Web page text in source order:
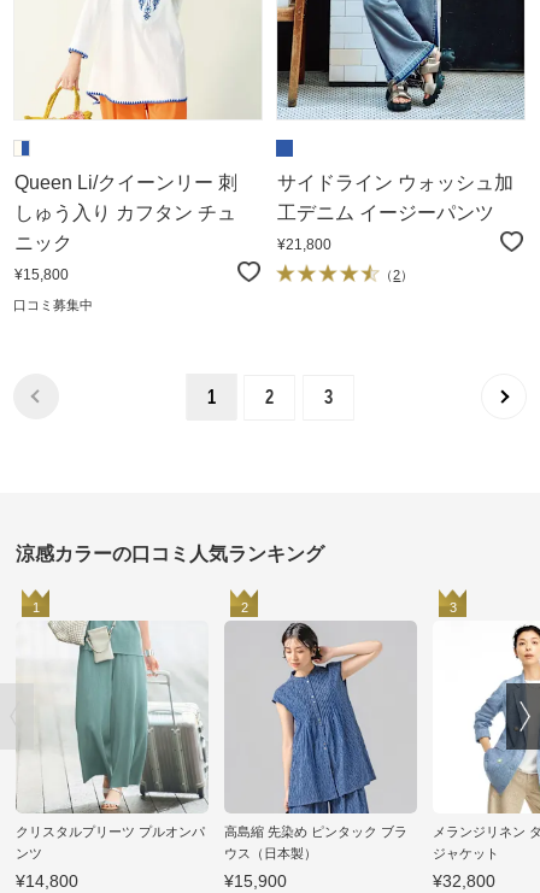
Queen Li/クイーンリー 刺
しゅう入り カフタン チュ
ニック
¥15,800
口コミ募集中
サイドライン ウォッシュ加
工デニム イージーパンツ
¥21,800
（2）
1 2 3
涼感カラーの口コミ人気ランキング
1
クリスタルプリーツ プルオンパ
ンツ
¥14,800
2
高島縮 先染め ピンタック ブラ
ウス（日本製）
¥15,900
3
メランジリネン
ジャケット
¥32,800